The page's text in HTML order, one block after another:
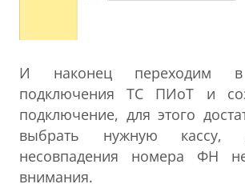
И наконец переходим в
подключения ТС ПИоТ и
подключение, для этого
выбрать нужную кассу,
несовпадения номера ФН
внимания.